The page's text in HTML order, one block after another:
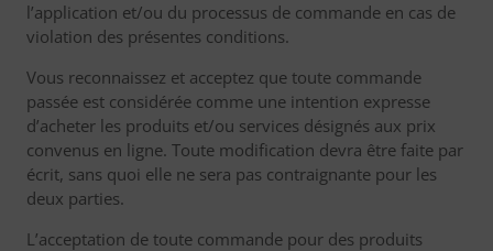
l’application et/ou du processus de commande en cas de
violation des présentes conditions.
Vous reconnaissez et acceptez que toute commande
passée est considérée comme une intention expresse
d’acheter les produits et/ou services désignés aux prix
convenus en ligne. Toute modification devra être faite par
écrit, sans quoi elle ne sera pas contraignante pour les
deux parties.
L’acceptation de toute commande pour des produits